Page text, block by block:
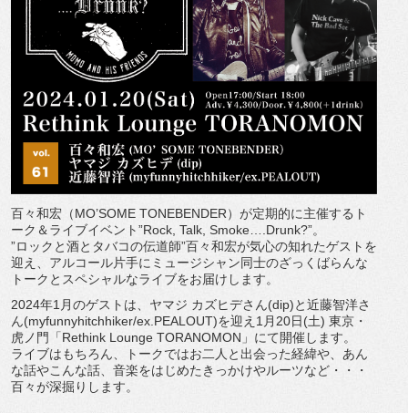
百々和宏（MO’SOME TONEBENDER）が定期的に主催するト
ーク＆ ライブイベント”Rock, Talk, Smoke….Drunk?”。
”ロックと酒とタバコの伝道師”百々和宏が気心の知れたゲストを
迎え、 アルコール片手にミュージシャン同士のざっくばらんな
トークとスペシャルなライブをお届けします。
2024年1月のゲストは、ヤマジ カズヒデさん(dip)と近藤智洋さ
ん(myfunnyhitchhiker/ex.PEALOUT)を迎え1月20日(土) 東京・
虎ノ門「Rethink Lounge TORANOMON」にて開催します。
ライブはもちろん、トークではお二人と出会った経緯や、 あん
な話やこんな話、音楽をはじめたきっかけやルーツなど・・・
百々が深掘りします。